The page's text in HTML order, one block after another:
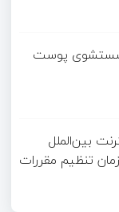
شستشوی پوست
اینترنت بین‌الملل
تنظیم مقررات